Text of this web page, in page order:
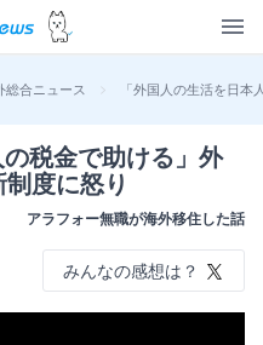
総合ニュース > 「外国人の生活を日
の税金で助ける」外
度に怒り
アラフォー無職が海外移住した話
みんなの感想は？